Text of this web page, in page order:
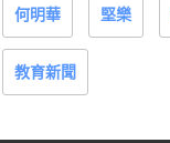
何明華 堅樂
教育新聞